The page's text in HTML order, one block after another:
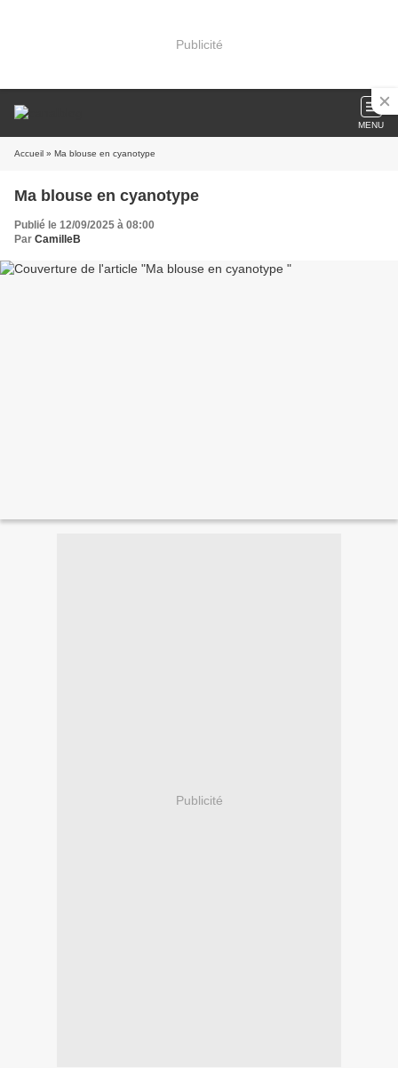
Publicité
MENU
Accueil » Ma blouse en cyanotype
Ma blouse en cyanotype
Publié le 12/09/2025 à 08:00
Par CamilleB
Publicité